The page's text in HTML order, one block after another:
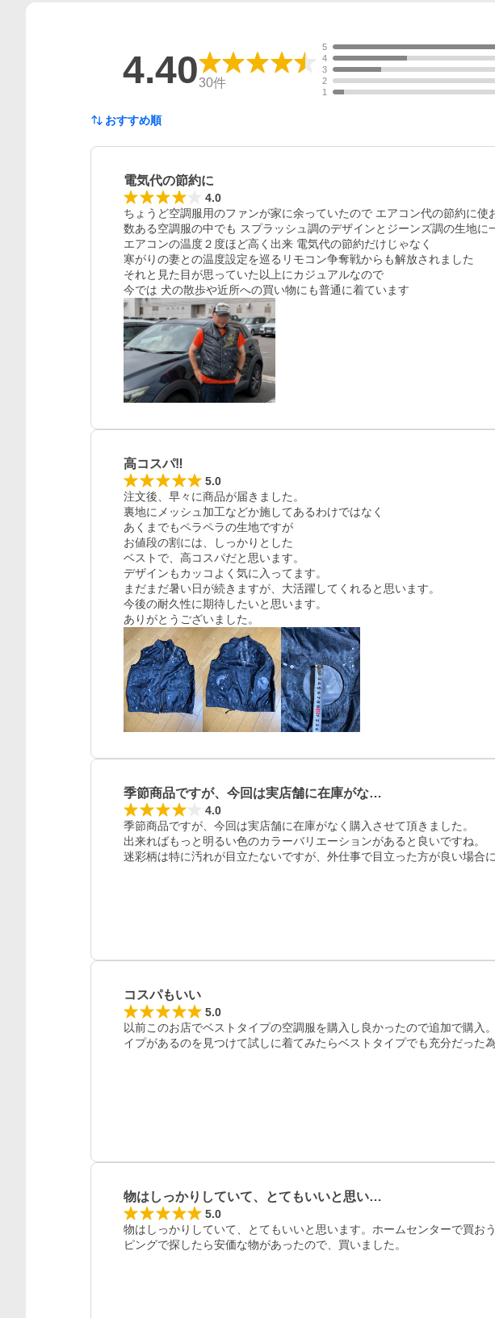
4.4030件
5
4
3
2
1
おすすめ順
電気代の節約に
4.0
ちょうど空調服用のファンが家に余っていたので エアコン代の節約に使
数ある空調服の中でも スプラッシュ調のデザインとジーンズ調の生地に
エアコンの温度２度ほど高く出来 電気代の節約だけじゃなく
寒がりの妻との温度設定を巡るリモコン争奪戦からも解放されました
それと見た目が思っていた以上にカジュアルなので
高コスパ‼︎
5.0
注文後、早々に商品が届きました。
裏地にメッシュ加工などか施してあるわけではなく
あくまでもペラペラの生地ですが
お値段の割には、しっかりとした
ベストで、高コスパだと思います。
デザインもカッコよく気に入ってます。
まだまだ暑い日が続きますが、大活躍してくれると思います。
今後の耐久性に期待したいと思います。
ありがとうございました。
季節商品ですが、今回は実店舗に在庫がな…
4.0
季節商品ですが、今回は実店舗に在庫がなく購入させて頂きました。
出来ればもっと明るい色のカラーバリエーションがあると良いですね。
迷彩柄は特に汚れが目立たないですが、外仕事で目立った方が良い場合
コスパもいい
5.0
以前このお店でベストタイプの空調服を購入し良かったので追加で購入
イプがあるのを見つけて試しに着てみたらベストタイプでも充分だった為
物はしっかりしていて、とてもいいと思い…
5.0
物はしっかりしていて、とてもいいと思います。ホームセンターで買お
ピングで探したら安価な物があったので、買いました。